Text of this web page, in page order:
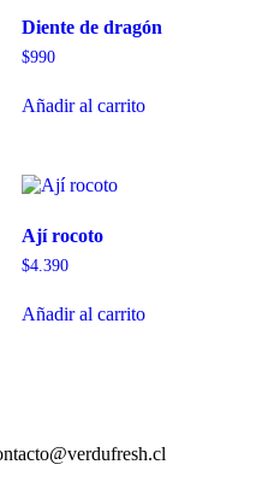
Diente de dragón
$990
Añadir al carrito
Ají rocoto
$4.390
Añadir al carrito